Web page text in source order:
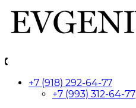
+7 (918) 292-64-77
+7 (993) 312-64-77